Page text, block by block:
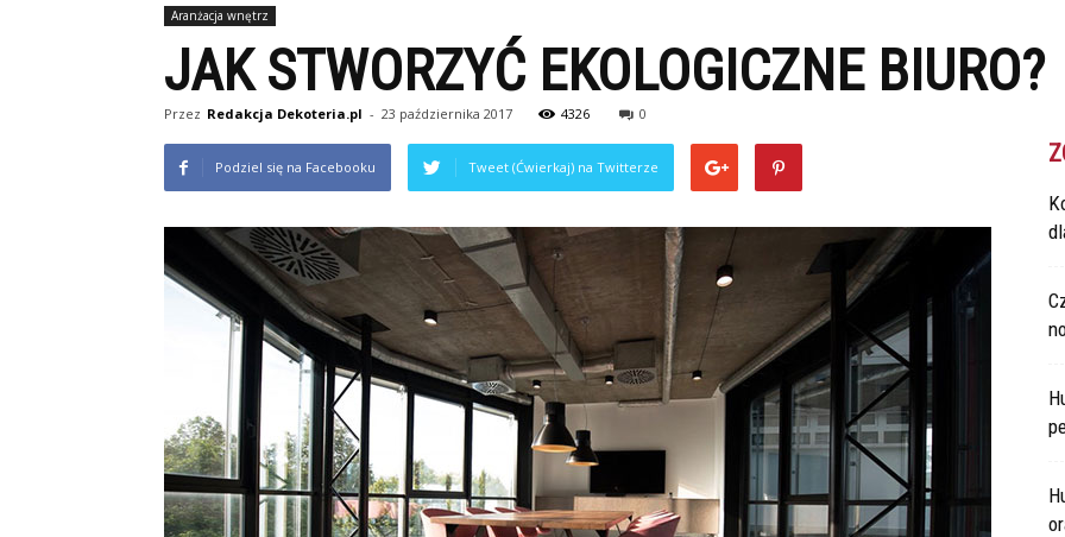
Aranżacja wnętrz
JAK STWORZYĆ EKOLOGICZNE BIURO?
Przez Redakcja Dekoteria.pl - 23 października 2017 4326 0
Podziel się na Facebooku Tweet (Ćwierkaj) na Twitterze